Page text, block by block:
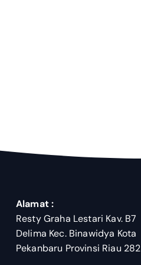
Alamat :
Resty Graha Lestari Kav. B7
Delima Kec. Binawidya Kota
Pekanbaru Provinsi Riau